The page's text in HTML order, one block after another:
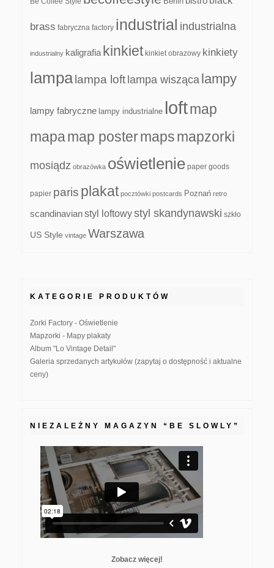
brass fabryczna factory industrial industrialna
industrialny kaligrafia kinkiet kinkiet obrazowy kinkiety
lampa lampa loft lampa wisząca lampy
lampy fabryczne lampy industrialne loftmap
mapamap postermapsmapzorki
mosiądz obrazówka oświetlenie paper goods
papier paris plakat pocztówki postcards Poznań retro
scandinavianstyl loftowystyl skandynawski szkło
US Style vintage Warszawa
KATEGORIE PRODUKTÓW
Zorki Factory - Oświetlenie
Mapzorki - Mapy plakaty
Album "Lo Vintage Detail"
Galeria sprzedanych artykułów (zapytaj o dostępność i aktualne
ceny)
NIEZALEŻNY MAGAZYN “BE SLOWLY”
Zobacz więcej!